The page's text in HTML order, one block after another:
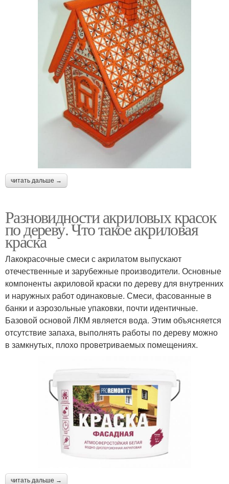
читать дальше →
Разновидности акриловых красок
по дереву. Что такое акриловая
краска
Лакокрасочные смеси с акрилатом выпускают
отечественные и зарубежные производители. Основные
компоненты акриловой краски по дереву для внутренних
и наружных работ одинаковые. Смеси, фасованные в
банки и аэрозольные упаковки, почти идентичные.
Базовой основой ЛКМ является вода. Этим объясняется
отсутствие запаха, выполнять работы по дереву можно
в замкнутых, плохо проветриваемых помещениях.
читать дальше →